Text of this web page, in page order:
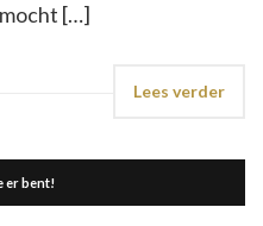
[…]
Lees verder
er bent!